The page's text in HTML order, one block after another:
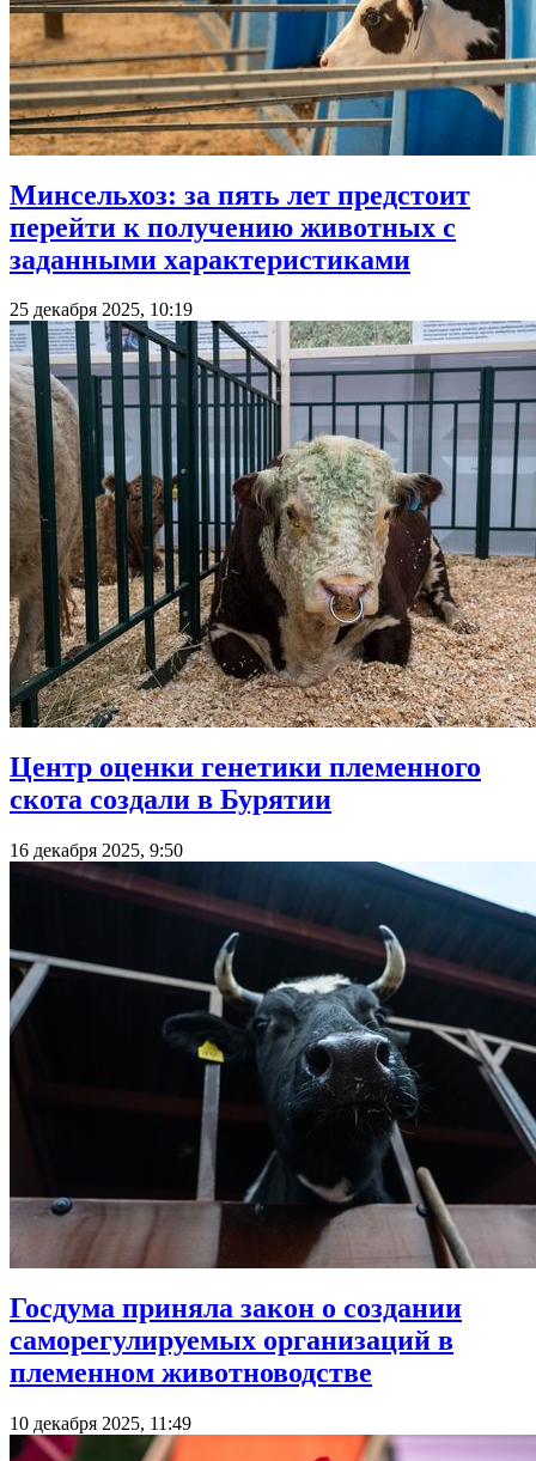
Минсельхоз: за пять лет предстоит
перейти к получению животных с
заданными характеристиками
25 декабря 2025, 10:19
Центр оценки генетики племенного
скота создали в Бурятии
16 декабря 2025, 9:50
Госдума приняла закон о создании
саморегулируемых организаций в
племенном животноводстве
10 декабря 2025, 11:49